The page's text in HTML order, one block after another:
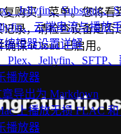
、Jellyfin、Subsonic、
、云端串流与播放
编辑器设置详解
Plex、Jellyfin、SFTP
播放器
导出为 Markdown
上播放无损 FLAC
播放器
购买」菜单。您将看
录，请检查设备是否
保 iCloud 已启用。